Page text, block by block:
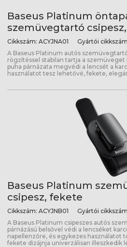
Baseus Platinum
szemüvegtartó
Cikkszám: ACYJNA01 Gyártói
A Baseus Platinum autós
rögzítéssel stabilan tartja a
puha párnázata megvédi a lencsét a
használatot tesz lehetővé, fekete,
Baseus Platinum
csipesz, fekete
Cikkszám: ACYJNB01 Gyártói
A Baseus Platinum csipeszes autós
párnázású belsővel védi a lencséket
napellenzőre, és egykezes használatot
fekete dizájnja univerzálisan illeszkedik